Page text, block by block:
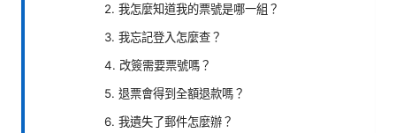
2. 我怎麼知道我的票號是哪一組？
3. 我忘記登入怎麼查？
4. 改簽需要票號嗎？
5. 退票會得到全額退款嗎？
6. 我遺失了郵件怎麼辦？